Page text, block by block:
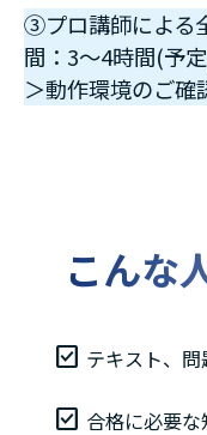
③プロ講師による
間：3～4時間(予
＞動作環境のご確
こんな
テキスト、
合格に必要